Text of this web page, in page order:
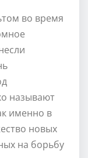
во время
называют
именно в
новых
на борьбу